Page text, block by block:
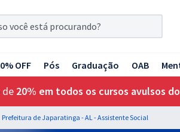
OFF Pós Graduação OAB
de 20% em todos os cursos avulsos
Prefeitura de Japaratinga - AL - Assistente Social